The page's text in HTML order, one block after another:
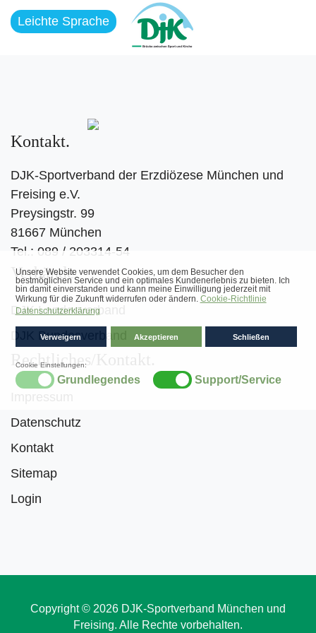
Leichte Sprache
Kontakt
DJK-Sportverband der Erzdiözese München und
Freising e.V.
Preysingstr. 99
81667 München
Tel.: 089 / 203314-54
Verbände
DJK Landesverband
DJK Bundesverband
Rechtliches/Kontakt
Datenschutz
Kontakt
Sitemap
Login
Copyright © 2026 DJK-Sportverband München und
Freising. Alle Rechte vorbehalten.